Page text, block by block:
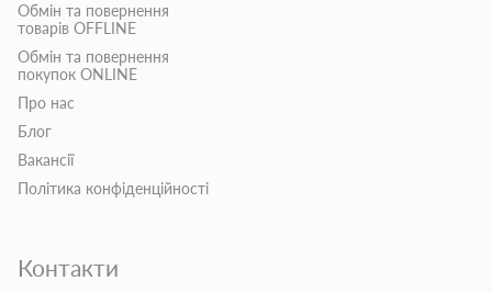
Обмін та повернення
товарів OFFLINE
Обмін та повернення
покупок ONLINE
Про нас
Блог
Вакансії
Політика конфіденційності
Контакти